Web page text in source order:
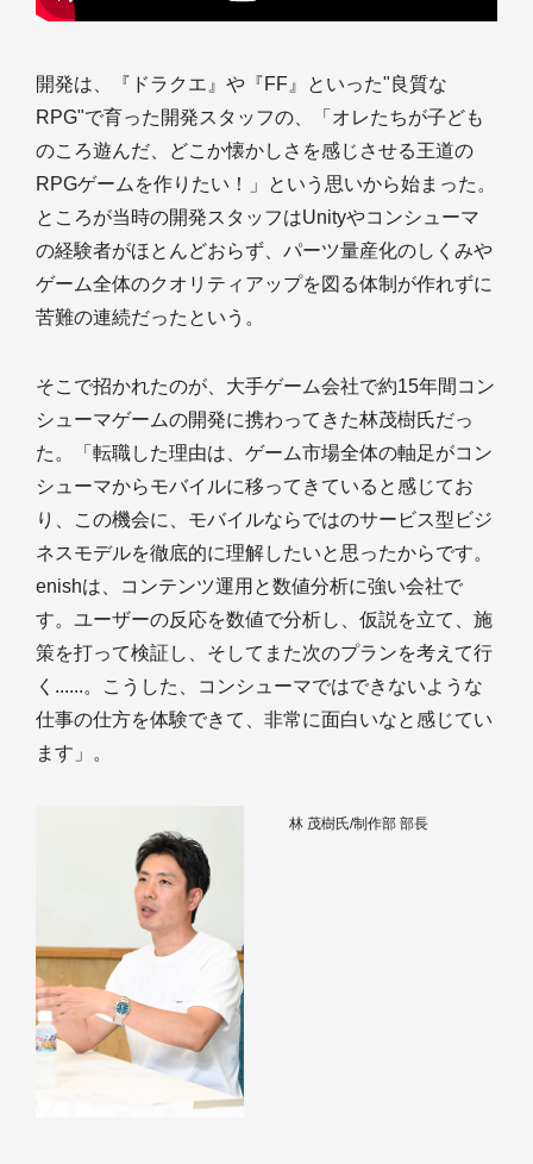
開発は、『ドラクエ』や『FF』といった"良質な
RPG"で育った開発スタッフの、「オレたちが子ども
のころ遊んだ、どこか懐かしさを感じさせる王道の
RPGゲームを作りたい！」という思いから始まった。
ところが当時の開発スタッフはUnityやコンシューマ
の経験者がほとんどおらず、パーツ量産化のしくみや
ゲーム全体のクオリティアップを図る体制が作れずに
苦難の連続だったという。
そこで招かれたのが、大手ゲーム会社で約15年間コン
シューマゲームの開発に携わってきた林茂樹氏だっ
た。「転職した理由は、ゲーム市場全体の軸足がコン
シューマからモバイルに移ってきていると感じてお
り、この機会に、モバイルならではのサービス型ビジ
ネスモデルを徹底的に理解したいと思ったからです。
enishは、コンテンツ運用と数値分析に強い会社で
す。ユーザーの反応を数値で分析し、仮説を立て、施
策を打って検証し、そしてまた次のプランを考えて行
く......。こうした、コンシューマではできないような
仕事の仕方を体験できて、非常に面白いなと感じてい
ます」。
林 茂樹氏/制作部 部長